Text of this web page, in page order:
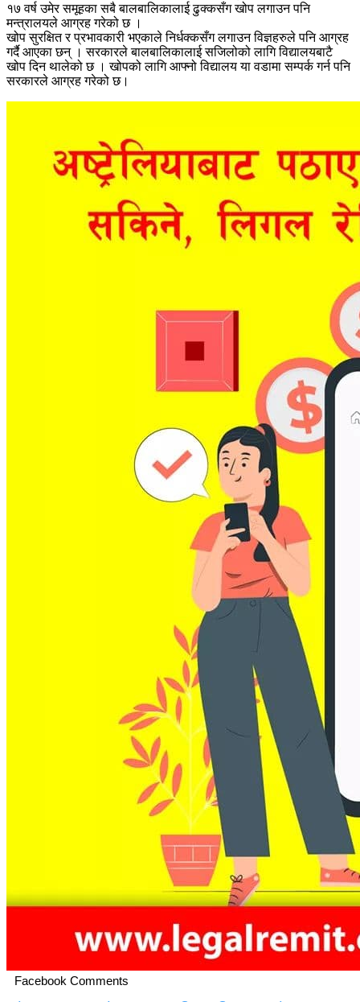
१७ वर्ष उमेर समूहका सबै बालबालिकालाई ढुक्कसँग खोप लगाउन पनि
मन्त्रालयले आग्रह गरेको छ ।
खोप सुरक्षित र प्रभावकारी भएकाले निर्धक्कसँग लगाउन विज्ञहरुले पनि आग्रह
गर्दै आएका छन् । सरकारले बालबालिकालाई सजिलोको लागि विद्यालयबाटै
खोप दिन थालेको छ । खोपको लागि आफ्नो विद्यालय या वडामा सम्पर्क गर्न पनि
सरकारले आग्रह गरेको छ।
Facebook Comments